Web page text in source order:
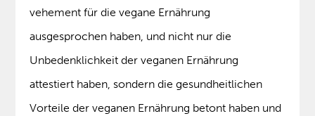
vehement für die vegane Ernährung
ausgesprochen haben, und nicht nur die
Unbedenklichkeit der veganen Ernährung
attestiert haben, sondern die gesundheitlichen
Vorteile der veganen Ernährung betont haben und